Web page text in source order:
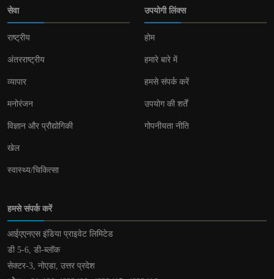
सेवा
राष्ट्रीय
अंतरराष्ट्रीय
व्यापार
मनोरंजन
विज्ञान और प्रौद्योगिकी
खेल
स्वास्थ्य/चिकित्सा
उपयोगी लिंक्स
होम
हमारे बारे में
हमसे संपर्क करें
उपयोग की शर्तें
गोपनीयता नीति
हमसे संपर्क करें
आईएएनएस इंडिया प्राइवेट लिमिटेड
डी 5-6, डी-ब्लॉक
सेक्टर-3, नोएडा, उत्तर प्रदेश